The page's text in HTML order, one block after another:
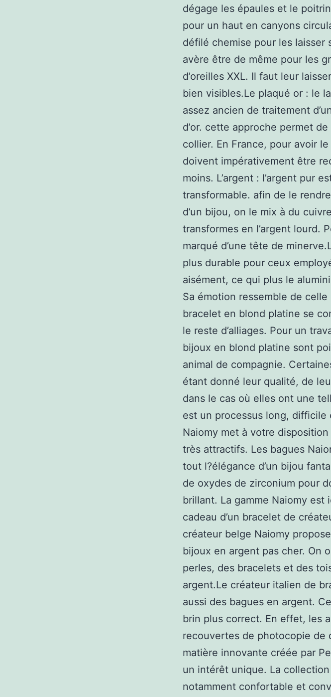
dégage les épaules et le
pour un haut en canyons
défilé chemise pour les laisser
avère être de même pour les
d’oreilles XXL. Il faut leur
bien visibles.Le plaqué or : le
assez ancien de traitement
d’or. cette approche permet
collier. En France, pour avoir
doivent impérativement être
moins. L’argent : l’argent pur
transformable. afin de le
d’un bijou, on le mix à du
transformes en l’argent lourd.
marqué d’une tête de
plus durable pour ceux
aisément, ce qui plus le
Sa émotion ressemble de celle
bracelet en blond platine se
le reste d’alliages. Pour un
bijoux en blond platine sont
animal de compagnie.
étant donné leur qualité, de
dans le cas où elles ont une
est un processus long,
Naiomy met à votre
très attractifs. Les bagues
tout l?élégance d’un bijou
de oxydes de zirconium pour
brillant. La gamme Naiomy est
cadeau d’un bracelet de
créateur belge Naiomy
bijoux en argent pas cher. On
perles, des bracelets et des
argent.Le créateur italien de
aussi des bagues en argent.
brin plus correct. En effet, les
recouvertes de photocopie de
matière innovante créée par
un intérêt unique. La
notamment confortable et